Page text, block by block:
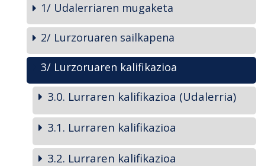
1/ Udalerriaren mugaketa
2/ Lurzoruaren sailkapena
3/ Lurzoruaren kalifikazioa
3.0. Lurraren kalifikazioa (Udalerria)
3.1. Lurraren kalifikazioa
3.2. Lurraren kalifikazioa